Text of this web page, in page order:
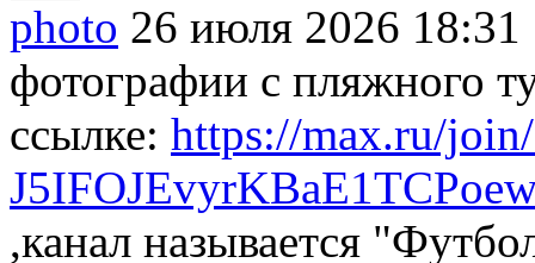
photo 26 июля 2026 18:31
фотографии с пляжного
ссылке: https://max.ru/
,канал называется